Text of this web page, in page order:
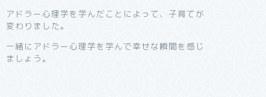
アドラー心理学を学んだことによって、子育てが
変わりました。
一緒にアドラー心理学を学んで幸せな瞬間を感じ
ましょう。